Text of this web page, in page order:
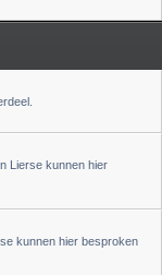
Lierse kunnen hier
kunnen hier besproken